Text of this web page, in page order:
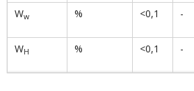
Ww % <0,1 -
WH % <0,1 -